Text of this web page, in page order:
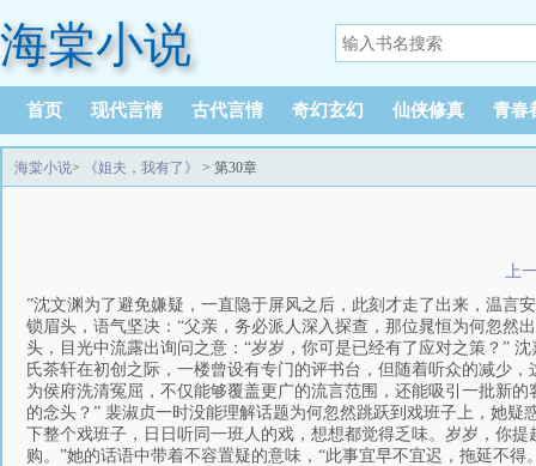
海棠小说
首页 现代言情 古代言情 奇幻玄幻 仙侠修真 青春
海棠小说> 《姐夫，我有了》 > 第30章
上
”沈文渊为了避免嫌疑，一直隐于屏风之后，此刻才走了出来，温言
锁眉头，语气坚决：“父亲，务必派人深入探查，那位晁恒为何忽然
头，目光中流露出询问之意：“岁岁，你可是已经有了应对之策？”
氏茶轩在初创之际，一楼曾设有专门的评书台，但随着听众的减少
为侯府洗清冤屈，不仅能够覆盖更广的流言范围，还能吸引一批新
的念头？” 裴淑贞一时没能理解话题为何忽然跳跃到戏班子上，她
下整个戏班子，日日听同一班人的戏，想想都觉得乏味。岁岁，你
购。”她的话语中带着不容置疑的意味，“此事宜早不宜迟，拖延不